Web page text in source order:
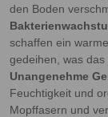
den Boden
schaffen ein
gedeihen, was das
Unangenehme
Feuchtigkeit und
Mopffasern und